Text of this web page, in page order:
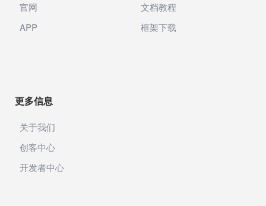
官网
APP
文档教程
框架下载
更多信息
关于我们
创客中心
开发者中心